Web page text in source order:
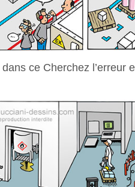
dans ce Cherchez l’erreur